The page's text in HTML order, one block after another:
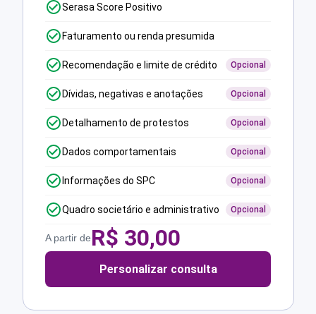
Serasa Score Positivo
Faturamento ou renda presumida
Recomendação e limite de crédito Opcional
Dívidas, negativas e anotações Opcional
Detalhamento de protestos Opcional
Dados comportamentais Opcional
Informações do SPC Opcional
Quadro societário e administrativo Opcional
A partir deR$ 30,00
Personalizar consulta